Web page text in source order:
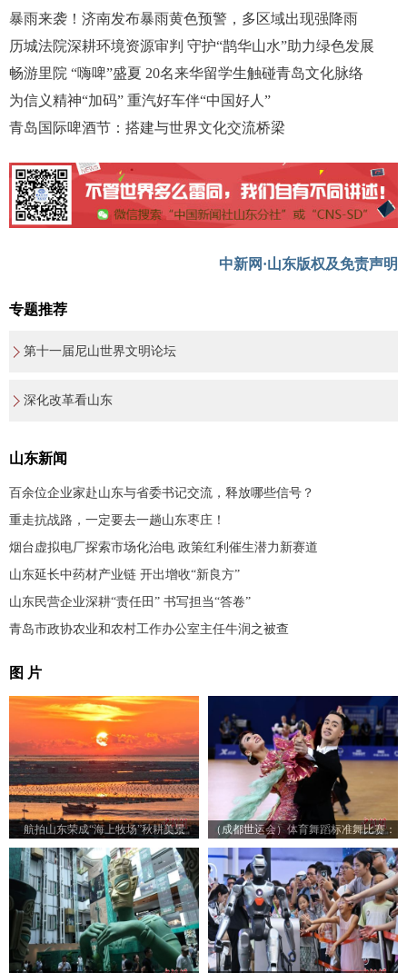
暴雨来袭！济南发布暴雨黄色预警，多区域出现强降雨
历城法院深耕环境资源审判 守护“鹊华山水”助力绿色发展
畅游里院 “嗨啤”盛夏 20名来华留学生触碰青岛文化脉络
为信义精神“加码” 重汽好车伴“中国好人”
青岛国际啤酒节：搭建与世界文化交流桥梁
中新网·山东版权及免责声明
专题推荐
第十一届尼山世界文明论坛
深化改革看山东
山东新闻
百余位企业家赴山东与省委书记交流，释放哪些信号？
重走抗战路，一定要去一趟山东枣庄！
烟台虚拟电厂探索市场化治电 政策红利催生潜力新赛道
山东延长中药材产业链 开出增收“新良方”
山东民营企业深耕“责任田” 书写担当“答卷”
青岛市政协农业和农村工作办公室主任牛润之被查
图 片
航拍山东荣成“海上牧场”秋耕美景
（成都世运会）体育舞蹈标准舞比赛：
23对选手赛场尽展舞姿